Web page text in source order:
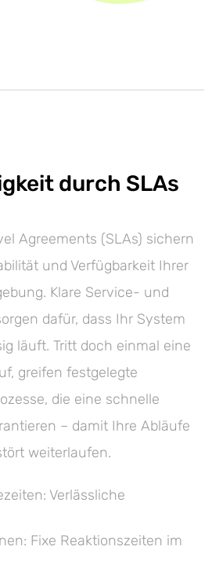
durch SLAs
Agreements (SLAs) sichern
und Verfügbarkeit Ihrer
Klare Service- und
dafür, dass Ihr System
läuft. Tritt doch einmal eine
greifen festgelegte
die eine schnelle
– damit Ihre Abläufe
weiterlaufen.
Verlässliche
Fixe Reaktionszeiten im